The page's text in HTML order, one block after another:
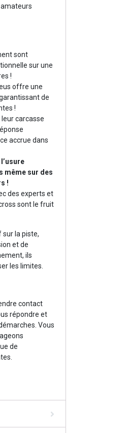
sont
sur une
!
offre une
de
!
carcasse
accrue dans
même sur des
!
des experts et
sont le fruit
sur la piste,
et de
ils
les limites.
contact
répondre et
Vous
de